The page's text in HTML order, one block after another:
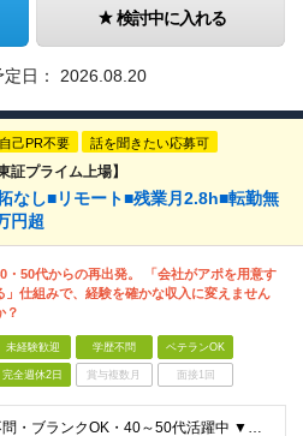
検討中に入れる
日： 2026.08.20
自己PR不要 話を聞きたい応募可
プライム上場】
なし■リモート■残業月2.8h■転勤無
円超
・50代からの再出発。 「会社がアポを用意す
」仕組みで、経験を確かな収入に変えません
？
未経験歓迎 学歴不問 ベテランOK
完全週休2日 賞与複数月 面接1回
★学歴不問・ブランクOK・40～50代活躍中 ▼以下いずれかのご経験をお持ちの方 ■金融業界（保険会社や銀行、証券会社、信用金庫など）での就業経験 ■何かしらの営業経験をお持ちの方 ※ブランクのある方